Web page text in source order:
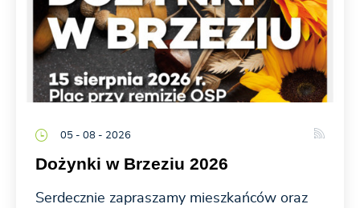
05 - 08 - 2026
Dożynki w Brzeziu 2026
Serdecznie zapraszamy mieszkańców oraz